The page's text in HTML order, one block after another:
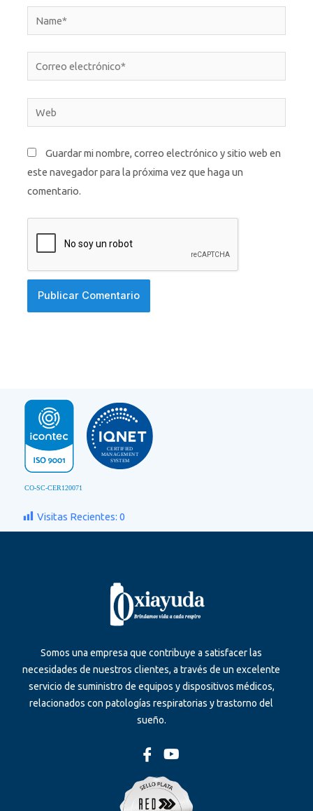
Name*
Correo
electrónico*
Web
Guardar mi nombre, correo electrónico y sitio web en
este navegador para la próxima vez que haga un
comentario.
Visitas Recientes: 0
Somos una empresa que contribuye a satisfacer las
necesidades de nuestros clientes, a través de un excelente
servicio de suministro de equipos y dispositivos médicos,
relacionados con patologías respiratorias y trastorno del
sueño.